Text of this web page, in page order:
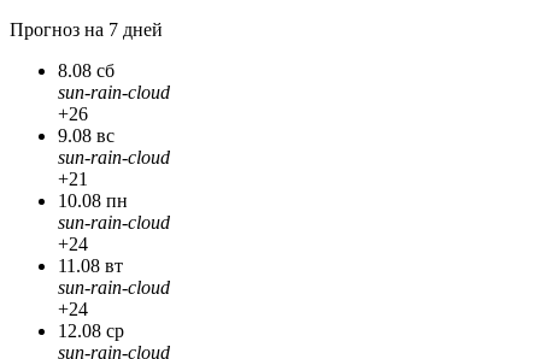
Прогноз на 7 дней
8.08 сб
sun-rain-cloud
+26
9.08 вс
sun-rain-cloud
+21
10.08 пн
sun-rain-cloud
+24
11.08 вт
sun-rain-cloud
+24
12.08 ср
sun-rain-cloud